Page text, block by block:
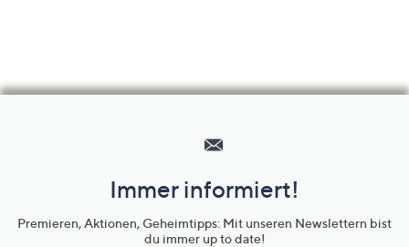
Unternehmensinformationen
Immer informiert!
Premieren, Aktionen, Geheimtipps: Mit unseren Newslettern bist
du immer up to date!